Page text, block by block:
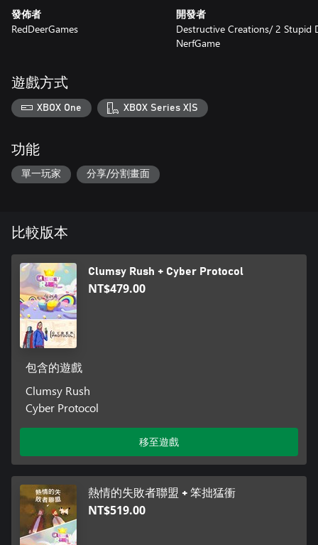
所有的玩家都變成冰塊或者扔一個假皇冠？ 你想玩相撲還是聖誕老人
選擇一個控件，23 個種族修改之一，最重要的是，為您的冠軍選擇最
戰略性定位的羊群、扭曲的漩渦或帶有龍捲風能量的微型風車——這
你的比賽變得一團糟。 每個曲目都是從 47 個獨特片段的池中隨機生
每個人都可以玩
嗎？ 帶孩子玩？ 或者只是放鬆一下？
不要等待 - 抓住遊戲手柄並運行！
發佈者
RedDeerGames
開發者
Destructive Creations/ 2 Stupid
NerfGame
遊戲方式
XBOX One XBOX Series X|S
功能
單一玩家 分享/分割畫面
比較版本
Clumsy Rush + Cyber Protocol
NT$479.00
包含的遊戲
Clumsy Rush
Cyber Protocol
移至遊戲
熱情的失敗者聯盟 + 笨拙猛衝
NT$519.00